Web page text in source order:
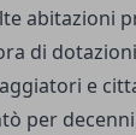
abitazioni
di
e
per